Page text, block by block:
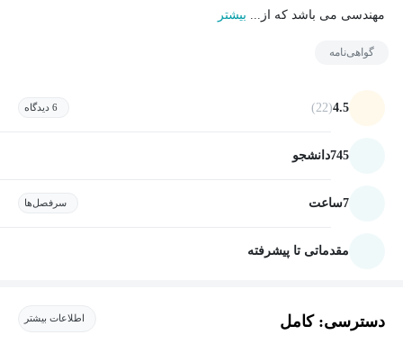
مهندسی می باشد که از... بیشتر
گواهی‌نامه
4.5
(22) 6 دیدگاه
745دانشجو
7ساعت سرفصل‌ها
مقدماتی تا پیشرفته
دسترسی: کامل اطلاعات بیشتر